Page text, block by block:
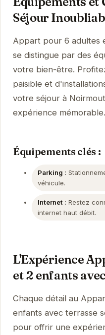
Séjour
Appart pour 6 adultes
se distingue par des
votre bien-être.
paisible et
votre séjour à
expérience mémorable.
Équipements clés :
Parking :
véhicule.
Internet : Restez
internet haut débit.
L'Expérience
et 2 enfants
Chaque détail au
enfants avec terrasse
pour offrir une